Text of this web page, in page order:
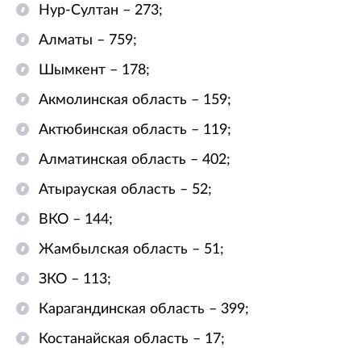
Нур-Султан – 273;
Алматы – 759;
Шымкент – 178;
Акмолинская область – 159;
Актюбинская область – 119;
Алматинская область – 402;
Атырауская область – 52;
ВКО – 144;
Жамбылская область – 51;
ЗКО – 113;
Карагандинская область – 399;
Костанайская область – 17;